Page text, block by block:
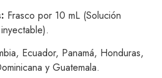
Frasco por 10 mL (Solución
inyectable).
Ecuador, Panamá, Honduras,
y Guatemala.